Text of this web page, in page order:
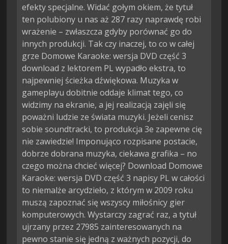
efekty specjalne. Widać gołym okiem, że tytuł
ten polubiony u nas aż 287 razy naprawdę robi
wrażenie – zwłaszcza gdyby porównać go do
innych produkcji. Tak czy inaczej, to co w całej
grze Domowe Karaoke: wersja DVD część 3
download z lektorem PL wypadło ekstra, to
najpewniej ścieżka dźwiękowa. Muzyka w
gameplayu dobitnie oddaje klimat tego, co
widzimy na ekranie, a jej realizacją zajęli się
poważni ludzie ze świata muzyki. Jeżeli cenisz
sobie soundtracki, to produkcja 3e zapewne cię
nie zawiedzie! Imponująco rozpisane postacie,
dobrze dobrana muzyka, ciekawa grafika – no
czego można chcieć więcej? Download Domowe
Karaoke: wersja DVD część 3 napisy PL w całości
to niemalże arcydzieło, z którym w 2009 roku
muszą zapoznać się wszyscy miłośnicy gier
komputerowych. Wystarczy zagrać raz, a tytuł
ujrzany przez 27985 zainteresowanych na
pewno stanie się jedną z ważnych pozycji, do